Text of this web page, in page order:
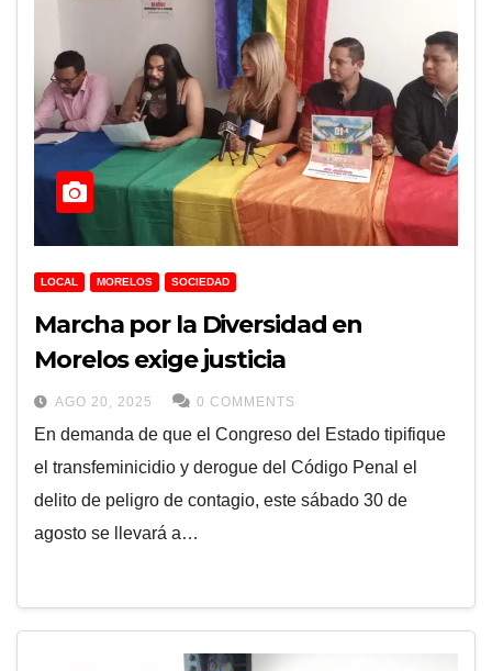
LOCAL MORELOS SOCIEDAD
Marcha por la Diversidad en
Morelos exige justicia
AGO 20, 2025 0 COMMENTS
En demanda de que el Congreso del Estado tipifique
el transfeminicidio y derogue del Código Penal el
delito de peligro de contagio, este sábado 30 de
agosto se llevará a…